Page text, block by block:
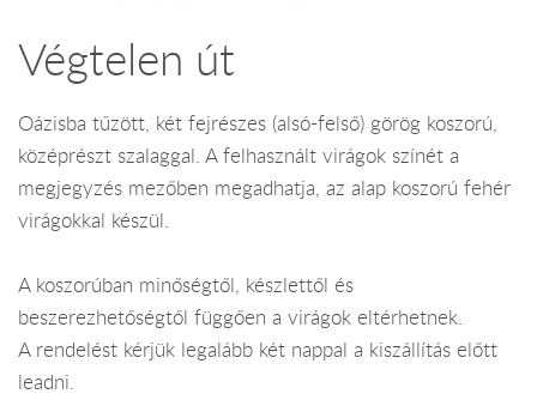
Végtelen út
Oázisba tűzött, két fejrészes (alsó-felső) görög koszorú,
középrészt szalaggal. A felhasznált virágok színét a
megjegyzés mezőben megadhatja, az alap koszorú fehér
virágokkal készül.
A koszorúban minőségtől, készlettől és
beszerezhetőségtől függően a virágok eltérhetnek.
A rendelést kérjük legalább két nappal a kiszállítás előtt
leadni.